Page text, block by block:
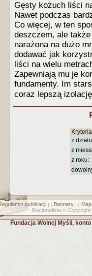
Gęsty kożuch liści
Nawet podczas
Co więcej, w ten
deszczem, ale
narażona na dużo
dodawać jak
liści na wielu
Zapewniają mu je
fundamenty. Im
coraz lepszą
z
z
z roku:
publikacji] [ Bannery] [
Racjonalista © Copyright
Fundacja Wolnej Myśli,